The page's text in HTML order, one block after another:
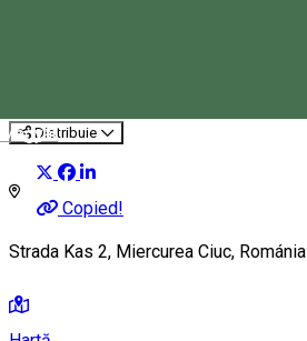
MagyarDistribuie
Copied!
Strada Kas 2, Miercurea Ciuc, Románia